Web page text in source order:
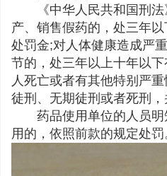
《中华人民共和国刑法
产、销售假药的，处三年
处罚金;对人体健康造成严
节的，处三年以上十年以
人死亡或者有其他特别严
徒刑、无期徒刑或者死刑，
药品使用单位的人员明
用的，依照前款的规定处罚